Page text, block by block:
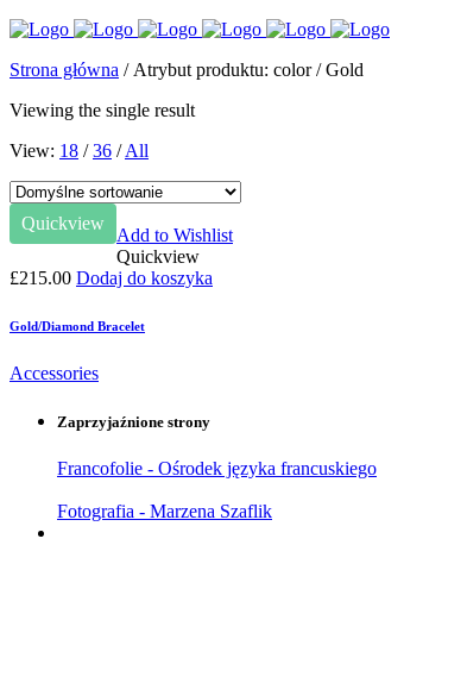
Strona główna / Atrybut produktu: color / Gold
Viewing the single result
View: 18 /36 /All
Quickview
Add to Wishlist
Quickview
£215.00 Dodaj do koszyka
Gold/Diamond Bracelet
Accessories
Zaprzyjaźnione strony
Francofolie - Ośrodek języka francuskiego
Fotografia - Marzena Szaflik